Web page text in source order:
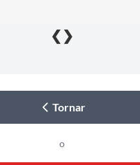
❮ ❯
Tornar
o